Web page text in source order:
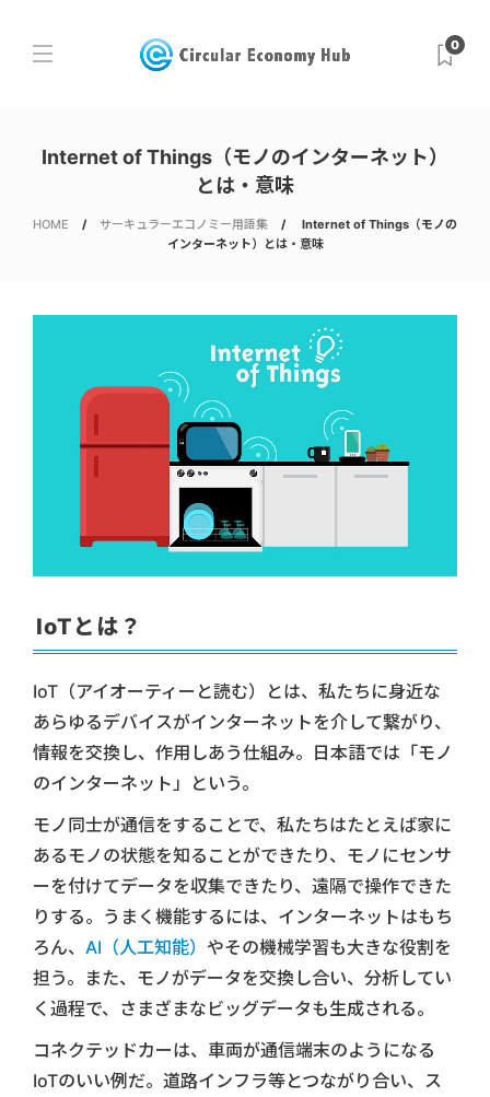
0
Internet of Things（モノのインターネット）
とは・意味
HOME サーキュラーエコノミー用語集
Internet of Things（モノの
インターネット）とは・意味
IoTとは？
IoT（アイオーティーと読む）とは、私たちに身近な
あらゆるデバイスがインターネットを介して繋がり、
情報を交換し、作用しあう仕組み。日本語では「モノ
のインターネット」という。
モノ同士が通信をすることで、私たちはたとえば家に
あるモノの状態を知ることができたり、モノにセンサ
ーを付けてデータを収集できたり、遠隔で操作できた
りする。うまく機能するには、インターネットはもち
ろん、 AI（人工知能） やその機械学習も大きな役割を
担う。また、モノがデータを交換し合い、分析してい
く過程で、さまざまなビッグデータも生成される。
コネクテッドカーは、車両が通信端末のようになる
IoTのいい例だ。道路インフラ等とつながり合い、ス